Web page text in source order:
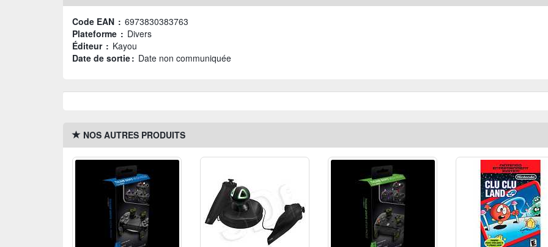
Code EAN : 6973830383763
Plateforme : Divers
Éditeur : Kayou
Date de sortie : Date non communiquée
NOS AUTRES PRODUITS